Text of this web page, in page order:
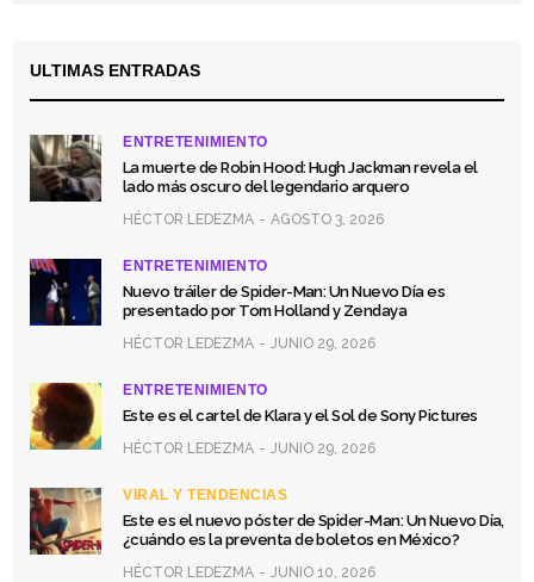
ULTIMAS ENTRADAS
ENTRETENIMIENTO
La muerte de Robin Hood: Hugh Jackman revela el
lado más oscuro del legendario arquero
HÉCTOR LEDEZMA AGOSTO 3, 2026
ENTRETENIMIENTO
Nuevo tráiler de Spider-Man: Un Nuevo Día es
presentado por Tom Holland y Zendaya
HÉCTOR LEDEZMA JUNIO 29, 2026
ENTRETENIMIENTO
Este es el cartel de Klara y el Sol de Sony Pictures
HÉCTOR LEDEZMA JUNIO 29, 2026
VIRAL Y TENDENCIAS
Este es el nuevo póster de Spider-Man: Un Nuevo Día,
¿cuándo es la preventa de boletos en México?
HÉCTOR LEDEZMA JUNIO 10, 2026